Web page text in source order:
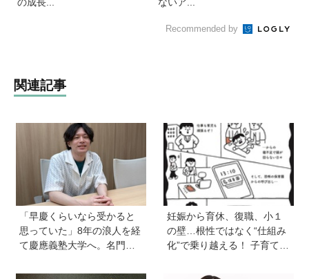
Recommended by
関連記事
「早慶くらいなら受かると
思っていた」8年の浪人を経
て慶應義塾大学へ。名門・
受験の反動からゲーム依存
妊娠から育休、復職、小１
の壁…根性ではなく“仕組み
化”で乗り越える！ 子育ても
知っておきたいサバイバル